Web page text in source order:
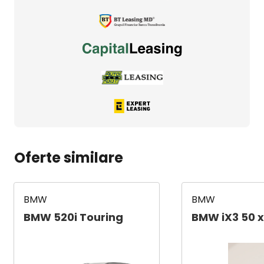
Oferte similare
BMW
BMW 520i Touring
BMW
BMW iX3 50